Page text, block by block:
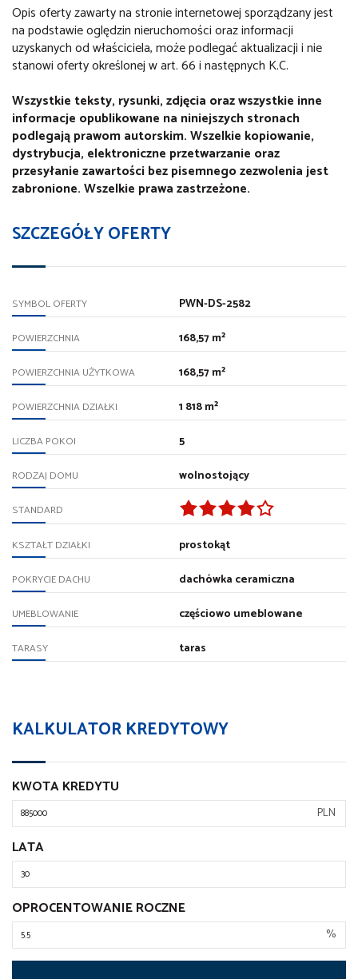
Opis oferty zawarty na stronie internetowej sporządzany jest
na podstawie oględzin nieruchomości oraz informacji
uzyskanych od właściciela, może podlegać aktualizacji i nie
stanowi oferty określonej w art. 66 i następnych K.C.
Wszystkie teksty, rysunki, zdjęcia oraz wszystkie inne
informacje opublikowane na niniejszych stronach
podlegają prawom autorskim. Wszelkie kopiowanie,
dystrybucja, elektroniczne przetwarzanie oraz
przesyłanie zawartości bez pisemnego zezwolenia jest
zabronione. Wszelkie prawa zastrzeżone.
SZCZEGÓŁY OFERTY
SYMBOL OFERTY PWN-DS-2582
POWIERZCHNIA 168,57 m²
POWIERZCHNIA UŻYTKOWA 168,57 m²
POWIERZCHNIA DZIAŁKI 1 818 m²
LICZBA POKOI 5
RODZAJ DOMU wolnostojący
STANDARD
KSZTAŁT DZIAŁKI prostokąt
POKRYCIE DACHU dachówka ceramiczna
UMEBLOWANIE częściowo umeblowane
TARASY taras
KALKULATOR KREDYTOWY
KWOTA KREDYTU
PLN
LATA
OPROCENTOWANIE ROCZNE
%